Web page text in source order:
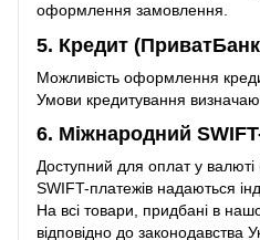
оформлення замовлення.
5. Кредит
Можливість оформлення
Умови кредитування
6. Міжнародний
Доступний для оплат у валюті
SWIFT-платежів надаються
На всі товари, придбані в
відповідно до законодавства